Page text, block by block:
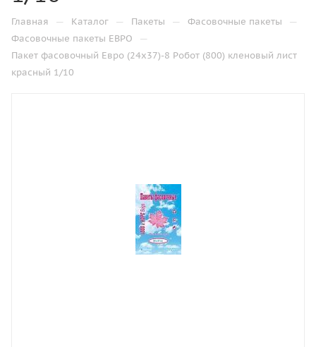
Главная — Каталог — Пакеты — Фасовочные пакеты —
Фасовочные пакеты ЕВРО —
Пакет фасовочный Евро (24х37)-8 Робот (800) кленовый лист
красный 1/10